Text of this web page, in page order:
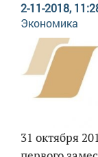
2-11-2018,
Экономика
31 октября